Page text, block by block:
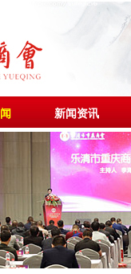
新闻资讯